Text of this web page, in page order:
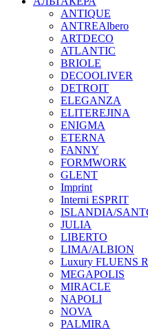
ANTIQUE
ANTREAlbero
ARTDECO
ATLANTIC
BRIOLE
DECOOLIVER
DETROIT
ELEGANZA
ELITEREJINA
ENIGMA
ETERNA
FANNY
FORMWORK
GLENT
Imprint
Interni ESPRIT
ISLANDIA/
JULIA
LIBERTO
LIMA/ALBION
Luxury FLUENS
MEGAPOLIS
MIRACLE
NAPOLI
NOVA
PALMIRA